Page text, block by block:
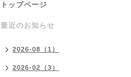
トップページ
最近のお知らせ
2026-08（1）
2026-02（3）